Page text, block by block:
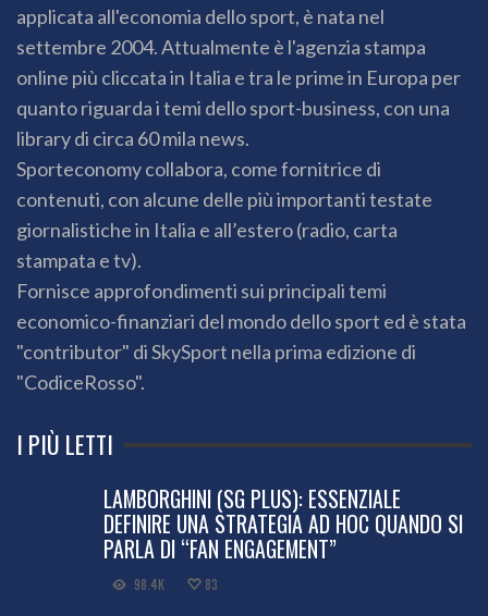
applicata all'economia dello sport, è nata nel
settembre 2004. Attualmente è l'agenzia stampa
online più cliccata in Italia e tra le prime in Europa per
quanto riguarda i temi dello sport-business, con una
library di circa 60 mila news.
Sporteconomy collabora, come fornitrice di
contenuti, con alcune delle più importanti testate
giornalistiche in Italia e all’estero (radio, carta
stampata e tv).
Fornisce approfondimenti sui principali temi
economico-finanziari del mondo dello sport ed è stata
"contributor" di SkySport nella prima edizione di
"CodiceRosso".
I PIÙ LETTI
LAMBORGHINI (SG PLUS): ESSENZIALE
DEFINIRE UNA STRATEGIA AD HOC QUANDO SI
PARLA DI “FAN ENGAGEMENT”
98.4K 83